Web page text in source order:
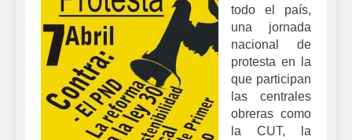
todo el país,
una jornada
nacional de
protesta en la
que participan
las centrales
obreras como
la CUT, la